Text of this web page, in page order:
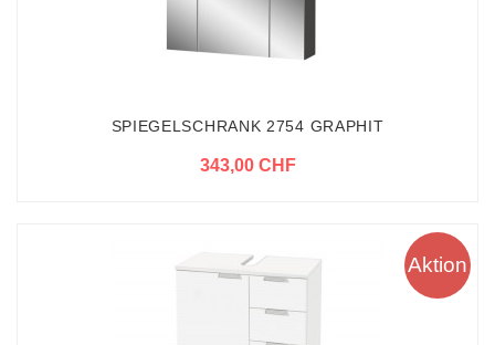
SPIEGELSCHRANK 2754 GRAPHIT
343,00 CHF
Aktion